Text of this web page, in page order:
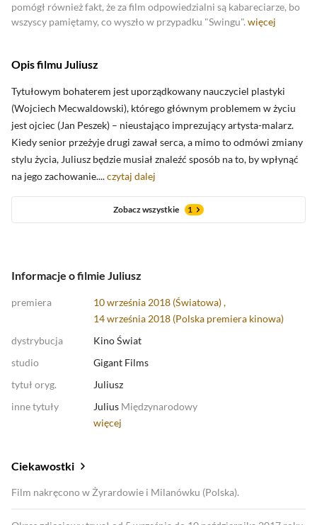
pomógł również fakt, że za film odpowiedzialni są kabareciarze, bo
wszyscy pamiętamy, co wyszło w przypadku "Swingu". więcej
Opis filmu Juliusz
Tytułowym bohaterem jest uporządkowany nauczyciel plastyki
(Wojciech Mecwaldowski), którego głównym problemem w życiu
jest ojciec (Jan Peszek) – nieustająco imprezujący artysta-malarz.
Kiedy senior przeżyje drugi zawał serca, a mimo to odmówi zmiany
stylu życia, Juliusz będzie musiał znaleźć sposób na to, by wpłynąć
na jego zachowanie....czytaj dalej
Zobacz wszystkie 1
Informacje o filmie Juliusz
premiera
10 września 2018 (Światowa) ,
14 września 2018 (Polska premiera kinowa)
dystrybucja
Kino Świat
studio
Gigant Films
tytuł oryg.
Juliusz
inne tytuły
Julius Międzynarodowy
więcej
Ciekawostki
Film nakręcono w Żyrardowie i Milanówku (Polska).